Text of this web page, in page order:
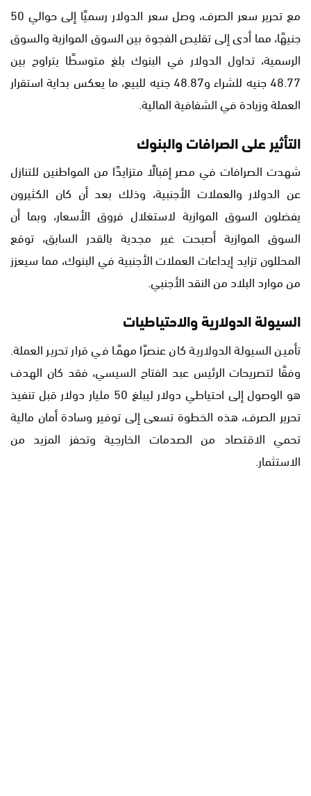
مع تحرير سعر الصرف، وصل سعر الدولار رسميًا إلى حوالي 50
جنيهًا، مما أدى إلى تقليص الفجوة بين السوق الموازية والسوق
الرسمية، تداول الدولار في البنوك بلغ متوسطًا يتراوح بين
48.77 جنيه للشراء و48.87 جنيه للبيع، ما يعكس بداية استقرار
العملة وزيادة في الشفافية المالية.
التأثير على الصرافات والبنوك
شهدت الصرافات في مصر إقبالًا متزايدًا من المواطنين للتنازل
عن الدولار والعملات الأجنبية، وذلك بعد أن كان الكثيرون
يفضلون السوق الموازية لاستغلال فروق الأسعار، وبما أن
السوق الموازية أصبحت غير مجدية بالقدر السابق، توقع
المحللون تزايد إيداعات العملات الأجنبية في البنوك، مما سيعزز
من موارد البلاد من النقد الأجنبي.
السيولة الدولارية والاحتياطيات
تأمين السيولة الدولارية كان عنصرًا مهمًا في قرار تحرير العملة.
وفقًا لتصريحات الرئيس عبد الفتاح السيسي، فقد كان الهدف
هو الوصول إلى احتياطي دولار ليبلغ 50 مليار دولار قبل تنفيذ
تحرير الصرف، هذه الخطوة تسعى إلى توفير وسادة أمان مالية
تحمي الاقتصاد من الصدمات الخارجية وتحفز المزيد من
الاستثمار.